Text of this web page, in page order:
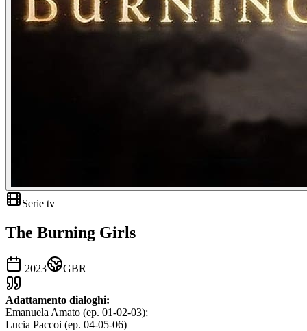
Serie tv
The Burning Girls
2023 GBR
Adattamento dialoghi:
Emanuela Amato (ep. 01-02-03);
Lucia Paccoi (ep. 04-05-06)